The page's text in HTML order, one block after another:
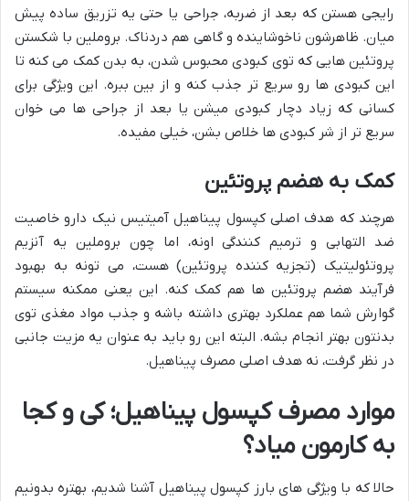
رایجی هستن که بعد از ضربه، جراحی یا حتی یه تزریق ساده پیش
میان. ظاهرشون ناخوشاینده و گاهی هم دردناک. بروملین با شکستن
پروتئین هایی که توی کبودی محبوس شدن، به بدن کمک می کنه تا
این کبودی ها رو سریع تر جذب کنه و از بین ببره. این ویژگی برای
کسانی که زیاد دچار کبودی میشن یا بعد از جراحی ها می خوان
سریع تر از شر کبودی ها خلاص بشن، خیلی مفیده.
کمک به هضم پروتئین
هرچند که هدف اصلی کپسول پیناهیل آمیتیس نیک دارو خاصیت
ضد التهابی و ترمیم کنندگی اونه، اما چون بروملین یه آنزیم
پروتئولیتیک (تجزیه کننده پروتئین) هست، می تونه به بهبود
فرآیند هضم پروتئین ها هم کمک کنه. این یعنی ممکنه سیستم
گوارش شما هم عملکرد بهتری داشته باشه و جذب مواد مغذی توی
بدنتون بهتر انجام بشه. البته این رو باید به عنوان یه مزیت جانبی
در نظر گرفت، نه هدف اصلی مصرف پیناهیل.
موارد مصرف کپسول پیناهیل؛ کی و کجا
به کارمون میاد؟
حالا که با ویژگی های بارز کپسول پیناهیل آشنا شدیم، بهتره بدونیم